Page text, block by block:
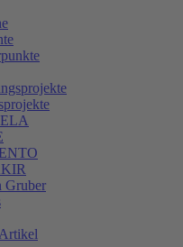
Gruber